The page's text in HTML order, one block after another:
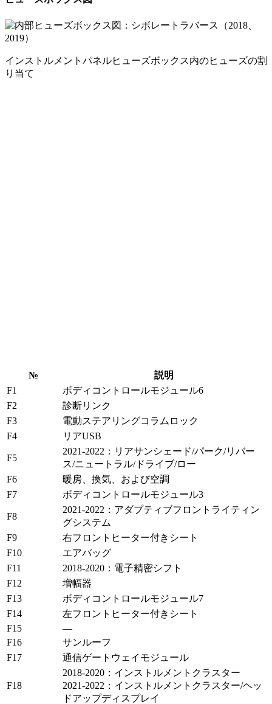
インストルメントパネルヒューズボックス内のヒューズの割
り当て
№
説明
F1
ボディコントロールモジュール6
F2
診断リンク
F3
電動ステアリングコラムロック
F4
リアUSB
F5
2021-2022：リアサンシェード/パーク/リバー
ス/ニュートラル/ドライブ/ロー
F6
暖房、換気、および空調
F7
ボディコントロールモジュール3
F8
2021-2022：アダプティブフロントライティン
グシステム
F9
右フロントヒーター付きシート
F10
エアバッグ
F11
2018-2020：電子精密シフト
F12
増幅器
F13
ボディコントロールモジュール7
F14
左フロントヒーター付きシート
F15
—
F16
サンルーフ
F17
通信ゲートウェイモジュール
F18
2018-2020：インストルメントクラスター
2021-2022：インストルメントクラスター/ヘッ
ドアップディスプレイ